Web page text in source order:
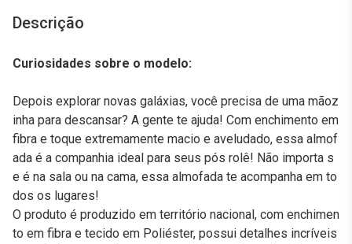
Descrição
Curiosidades sobre o modelo:
Depois explorar novas galáxias, você precisa de uma mãoz
inha para descansar? A gente te ajuda! Com enchimento em
fibra e toque extremamente macio e aveludado, essa almof
ada é a companhia ideal para seus pós rolê! Não importa s
e é na sala ou na cama, essa almofada te acompanha em to
dos os lugares!
O produto é produzido em território nacional, com enchimen
to em fibra e tecido em Poliéster, possui detalhes incríveis